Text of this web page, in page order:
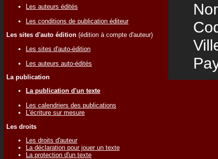
Les auteurs édités
Les conditions de publication éditeur
Les sites d'auto édition (édition à compte d'auteur)
Les sites d'auto-édition
Les auteurs auto-édités
La publication
La publication d'un texte
Les calendriers des publications
L'écriture sur mesure
Les droits
Les droits d'auteur
La déclaration pour jouer un texte
La protection d'un texte